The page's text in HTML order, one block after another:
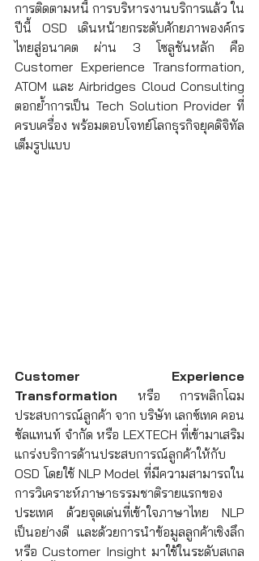
การติดตามหนี้ การบริหารงานบริการแล้ว ใน
ปีนี้ OSD เดินหน้ายกระดับศักยภาพองค์กร
ไทยสู่อนาคต ผ่าน 3 โซลูชันหลัก คือ
Customer Experience Transformation,
ATOM และ Airbridges Cloud Consulting
ตอกย้ำการเป็น Tech Solution Provider ที่
ครบเครื่อง พร้อมตอบโจทย์โลกธุรกิจยุคดิจิทัล
เต็มรูปแบบ
Customer Experience
Transformation หรือ การพลิกโฉม
ประสบการณ์ลูกค้า จาก บริษัท เลกซ์เทค คอน
ซัลแทนท์ จำกัด หรือ LEXTECH ที่เข้ามาเสริม
แกร่งบริการด้านประสบการณ์ลูกค้าให้กับ
OSD โดยใช้ NLP Model ที่มีความสามารถใน
การวิเคราะห์ภาษาธรรมชาติรายแรกของ
ประเทศ ด้วยจุดเด่นที่เข้าใจภาษาไทย NLP
เป็นอย่างดี และด้วยการนำข้อมูลลูกค้าเชิงลึก
หรือ Customer Insight มาใช้ในระดับสเกล